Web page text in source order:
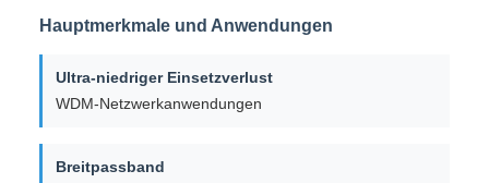
Hauptmerkmale und Anwendungen
Ultra-niedriger Einsetzverlust
WDM-Netzwerkanwendungen
Breitpassband